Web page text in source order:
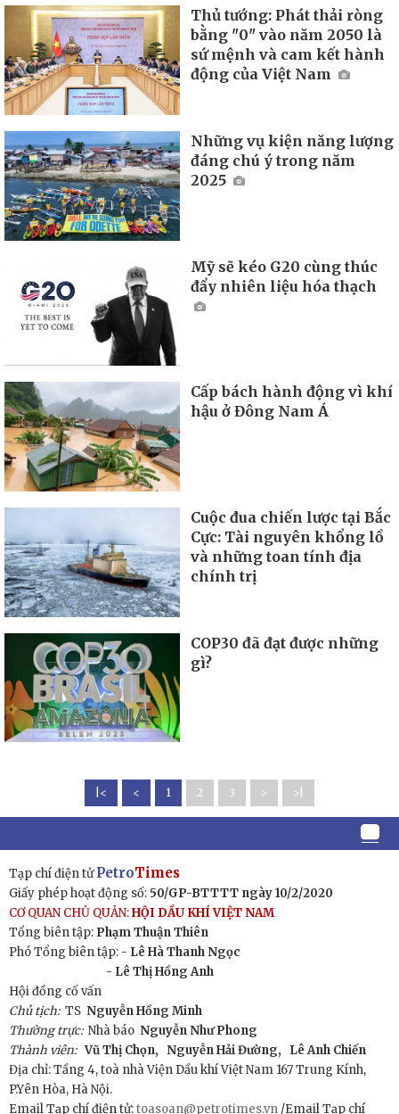
Thủ tướng: Phát thải ròng
bằng "0" vào năm 2050 là
sứ mệnh và cam kết hành
động của Việt Nam
Những vụ kiện năng lượng
đáng chú ý trong năm
2025
Mỹ sẽ kéo G20 cùng thúc
đẩy nhiên liệu hóa thạch
Cấp bách hành động vì khí
hậu ở Đông Nam Á
Cuộc đua chiến lược tại Bắc
Cực: Tài nguyên khổng lồ
và những toan tính địa
chính trị
COP30 đã đạt được những
gì?
|< < 1 2 3 > >|
Tạp chí điện tửPetroTimes
Giấy phép hoạt động số: 50/GP-BTTTT ngày 10/2/2020
CƠ QUAN CHỦ QUẢN:HỘI DẦU KHÍ VIỆT NAM
Tổng biên tập: Phạm Thuận Thiên
Phó Tổng biên tập: - Lê Hà Thanh Ngọc
- Lê Thị Hồng Anh
Hội đồng cố vấn
Chủ tịch:TS Nguyễn Hồng Minh
Thường trực: Nhà báo Nguyễn Như Phong
Thành viên: Vũ Thị Chọn, Nguyễn Hải Đường,
Lê Anh Chiến
Địa chỉ: Tầng 4, toà nhà Viện Dầu khí Việt Nam 167 Trung Kính,
P.Yên Hòa, Hà Nội.
Email Tạp chí điện tử:toasoan@petrotimes.vn /Email Tạp chí